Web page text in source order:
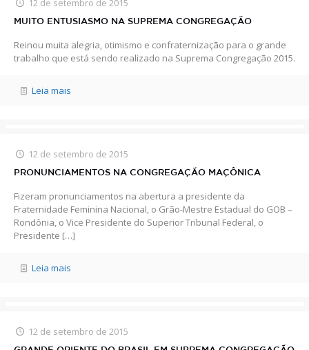
12 de setembro de 2015
MUITO ENTUSIASMO NA SUPREMA CONGREGAÇÃO
Reinou muita alegria, otimismo e confraternização para o grande
trabalho que está sendo realizado na Suprema Congregação 2015.
Leia mais
12 de setembro de 2015
PRONUNCIAMENTOS NA CONGREGAÇÃO MAÇÔNICA
Fizeram pronunciamentos na abertura a presidente da
Fraternidade Feminina Nacional, o Grão-Mestre Estadual do GOB –
Rondônia, o Vice Presidente do Superior Tribunal Federal, o
Presidente […]
Leia mais
12 de setembro de 2015